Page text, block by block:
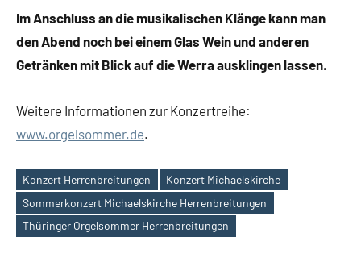
Im Anschluss an die musikalischen Klänge kann man
den Abend noch bei einem Glas Wein und anderen
Getränken mit Blick auf die Werra ausklingen lassen.
Weitere Informationen zur Konzertreihe:
www.orgelsommer.de.
Schlagwörter
Konzert Herrenbreitungen
Konzert Michaelskirche
Sommerkonzert Michaelskirche Herrenbreitungen
Thüringer Orgelsommer Herrenbreitungen